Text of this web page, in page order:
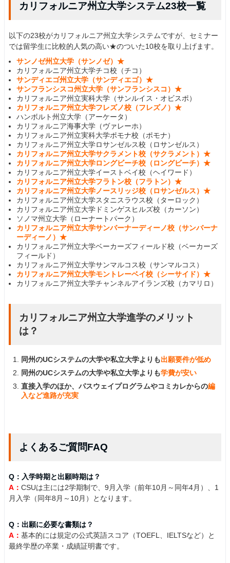
カリフォルニア州立大学システム23校一覧
以下の23校がカリフォルニア州立大学システムですが、セミナー
では留学生に比較的人気の高い★のついた10校を取り上げます。
サンノゼ州立大学（サンノゼ）★
カリフォルニア州立大学チコ校（チコ）
サンディエゴ州立大学（サンディエゴ）★
サンフランシスコ州立大学（サンフランシスコ）★
カリフォルニア州立実科大学（サンルイス・オビスポ）
カリフォルニア州立大学フレズノ校（フレズノ）★
ハンボルト州立大学（アーケータ）
カリフォルニア海事大学（ヴァレーホ）
カリフォルニア州立実科大学ポモナ校（ポモナ）
カリフォルニア州立大学ロサンゼルス校（ロサンゼルス）
カリフォルニア州立大学サクラメント校（サクラメント）★
カリフォルニア州立大学ロングビーチ校（ロングビーチ）★
カリフォルニア州立大学イーストベイ校（ヘイワード）
カリフォルニア州立大学フラトン校（フラトン）★
カリフォルニア州立大学ノースリッジ校（ロサンゼルス）★
カリフォルニア州立大学スタニスラウス校（ターロック）
カリフォルニア州立大学ドミンゲスヒルズ校（カーソン）
ソノマ州立大学（ローナートパーク）
カリフォルニア州立大学サンバーナーディーノ校（サンバーナ
ーディーノ）★
カリフォルニア州立大学ベーカーズフィールド校（ベーカーズ
フィールド）
カリフォルニア州立大学サンマルコス校（サンマルコス）
カリフォルニア州立大学モントレーベイ校（シーサイド）★
カリフォルニア州立大学チャンネルアイランズ校（カマリロ）
カリフォルニア州立大学進学のメリット
は？
同州のUCシステムの大学や私立大学よりも出願要件が低め
同州のUCシステムの大学や私立大学よりも学費が安い
直接入学のほか、パスウェイプログラムやコミカレからの編
入など進路が充実
よくあるご質問FAQ
Q：入学時期と出願時期は？
A： CSUは主には2学期制で、9月入学（前年10月～同年4月）、1
月入学（同年8月～10月）となります。
Q：出願に必要な書類は？
A： 基本的には規定の公式英語スコア（TOEFL、IELTSなど）と
最終学歴の卒業・成績証明書です。